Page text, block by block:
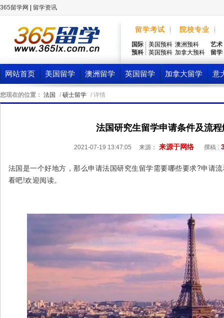
365留学网 留学资讯
留学考试 院校专业
国际
预科
美国预科 澳洲预科
英国预科 加拿大预科
艺术
留学
网站首页 美国留学 澳洲留学 英国留学 加拿大留学 意
您现在的位置： 法国 / 硕士留学 / 详情
法国研究生留学申请条件及流程
2021-07-19 13:47:05 来源： 来源于网络 撰稿 :
法国是一个好地方，那么申请法国研究生留学需要哪些要求?申请
看吧!欢迎阅读。